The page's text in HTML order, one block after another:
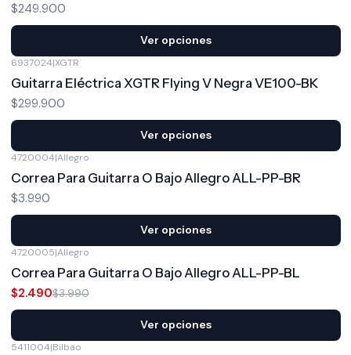
$249.900
Ver opciones
6937024|XGTR
Guitarra Eléctrica XGTR Flying V Negra VE100-BK
$299.900
Ver opciones
4720004|Allegro
Correa Para Guitarra O Bajo Allegro ALL-PP-BR
$3.990
Ver opciones
4720005|Allegro
Correa Para Guitarra O Bajo Allegro ALL-PP-BL
$2.490$3.990
Ver opciones
5411004|Bilbao